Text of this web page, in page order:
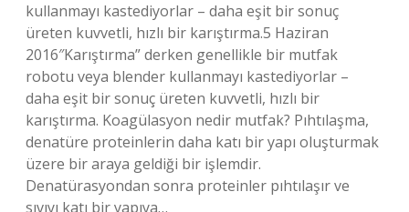
kullanmayı kastediyorlar – daha eşit bir sonuç
üreten kuvvetli, hızlı bir karıştırma.5 Haziran
2016″Karıştırma” derken genellikle bir mutfak
robotu veya blender kullanmayı kastediyorlar –
daha eşit bir sonuç üreten kuvvetli, hızlı bir
karıştırma. Koagülasyon nedir mutfak? Pıhtılaşma,
denatüre proteinlerin daha katı bir yapı oluşturmak
üzere bir araya geldiği bir işlemdir.
Denatürasyondan sonra proteinler pıhtılaşır ve
sıvıyı katı bir yapıya…